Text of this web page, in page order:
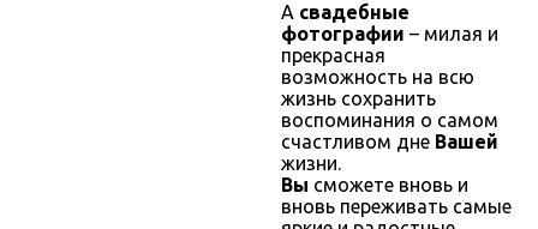
А свадебные
фотографии – милая и
прекрасная
возможность на всю
жизнь сохранить
воспоминания о самом
счастливом дне Вашей
жизни.
Вы сможете вновь и
вновь переживать самые